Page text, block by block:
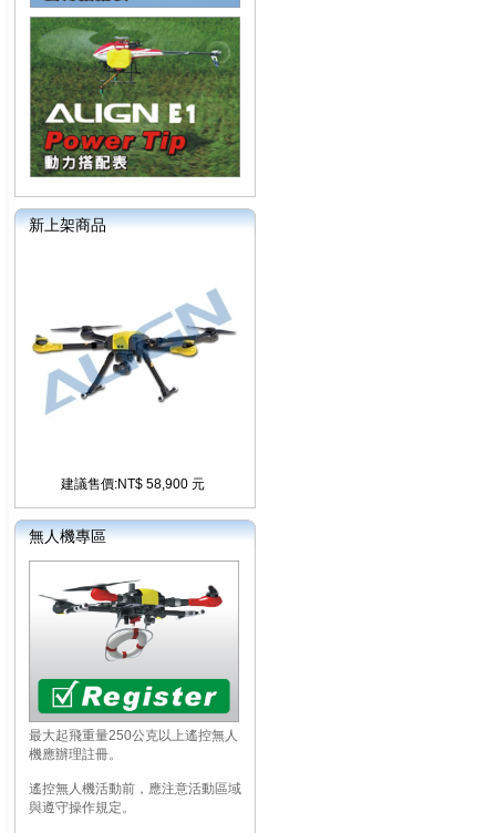
新上架商品
建議售價:NT$ 58,900 元
無人機專區
最大起飛重量250公克以上遙控無人
機應辦理註冊。
遙控無人機活動前，應注意活動區域
與遵守操作規定。